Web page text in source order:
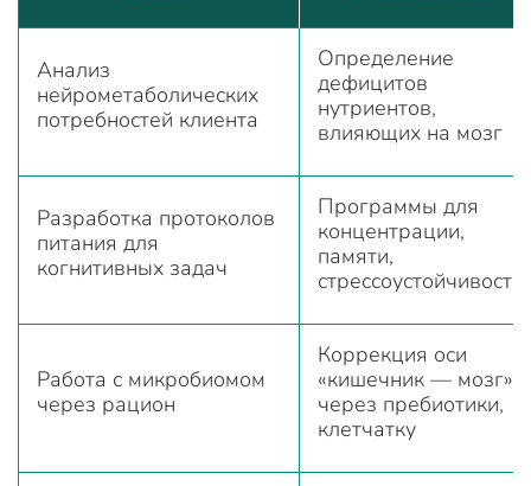
Анализ
нейрометаболических
потребностей клиента
Определение
дефицитов
нутриентов,
влияющих на мозг
Разработка протоколов
питания для
когнитивных задач
Программы для
концентрации,
памяти,
стрессоустойчивости
Работа с микробиомом
через рацион
Коррекция оси
«кишечник — мозг»
через пребиотики,
клетчатку